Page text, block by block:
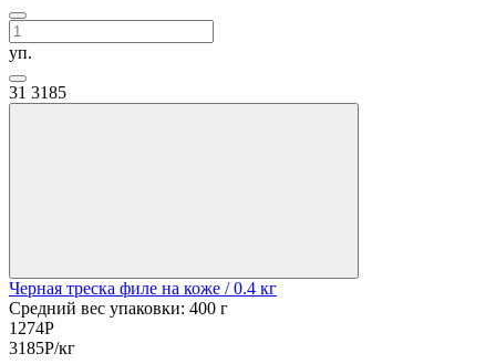
уп.
31 3185
Черная треска филе на коже / 0.4 кг
Средний вес упаковки: 400 г
1274Р
3185Р/кг